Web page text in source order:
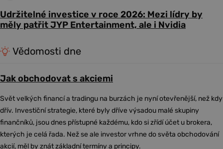
Udržitelné investice v roce 2026: Mezi lídry by
měly patřit JYP Entertainment, ale i Nvidia
Vědomosti dne
Jak obchodovat s akciemi
Svět velkých financí a tradingu na burzách je nyní otevřenější, než kdy
dřív. Investiční strategie, které byly dříve výsadou malé skupiny
finančníků, jsou dnes přístupné každému, kdo si zřídí účet u brokera,
kterých je celá řada. Než se ale investor vrhne do světa obchodování
akcií, měl by znát základní termíny a principy.